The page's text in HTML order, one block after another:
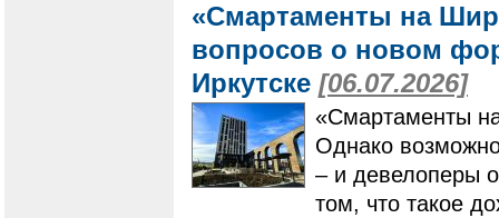
«Смартаменты на
вопросов о новом
Иркутске [06.07.2026]
«Смартаменты
Однако
– и девелоперы
том, что такое